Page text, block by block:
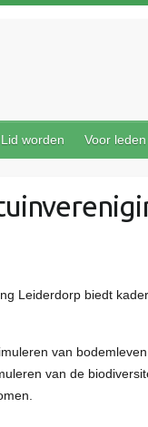
Lid worden Voor leden
Leiderdorp biedt
van
van de